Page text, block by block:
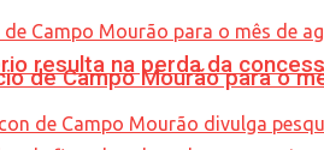
resulta na perda da
de Campo Mourão para o